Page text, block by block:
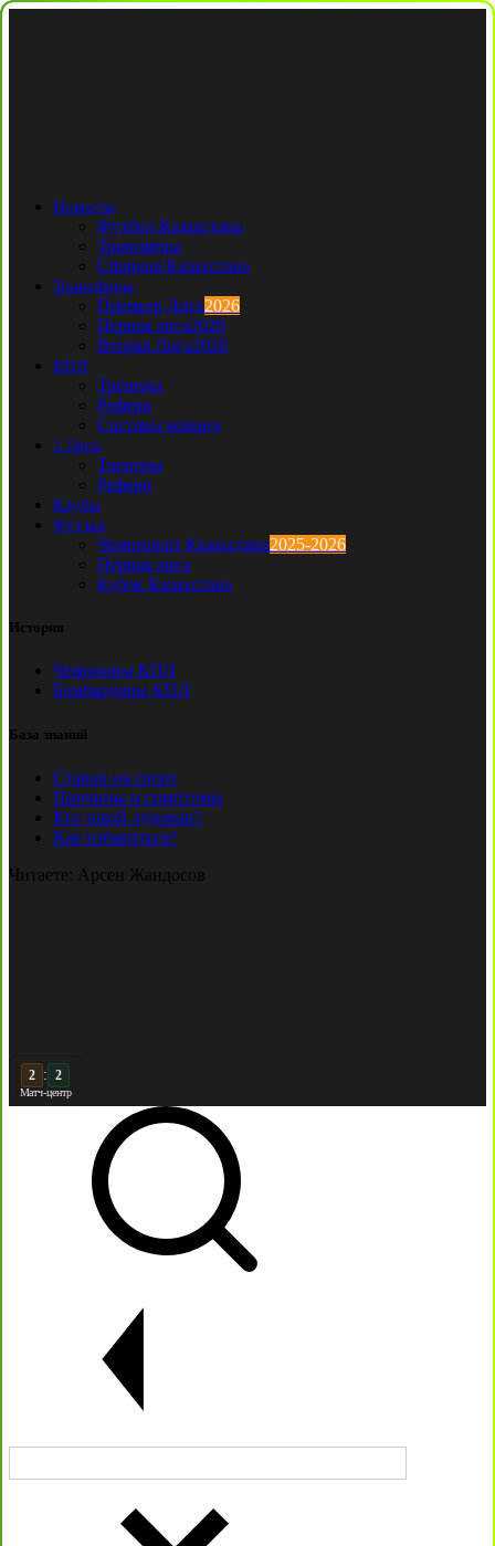
Новости
Футбол Казахстана
Трансферы
Сборная Казахстана
Трансферы
Премьер Лига2026
Первая лига2026
Вторая Лига2026
КПЛ
Тренеры
Рефери
Составы команд
1 Лига
Тренеры
Рефери
Клубы
Футзал
Чемпионат Казахстана2025-2026
Первая лига
Кубок Казахстана
История
Чемпионы КПЛ
Бомбардиры КПЛ
База знаний
Ставки на спорт
Причины и симптомы
Кто такой лудоман?
Как избавиться?
Читаете: Арсен Жандосов
3 : 2
Матч-центр